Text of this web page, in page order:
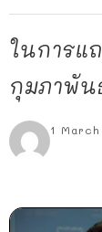
ในการแ
กุมภาพัน
1 March